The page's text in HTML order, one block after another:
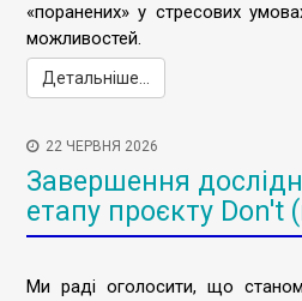
«поранених» у стресових
можливостей.
Детальніше...
22 ЧЕРВНЯ 2026
Завершення
етапу проєкту Don't
Ми раді оголосити, що